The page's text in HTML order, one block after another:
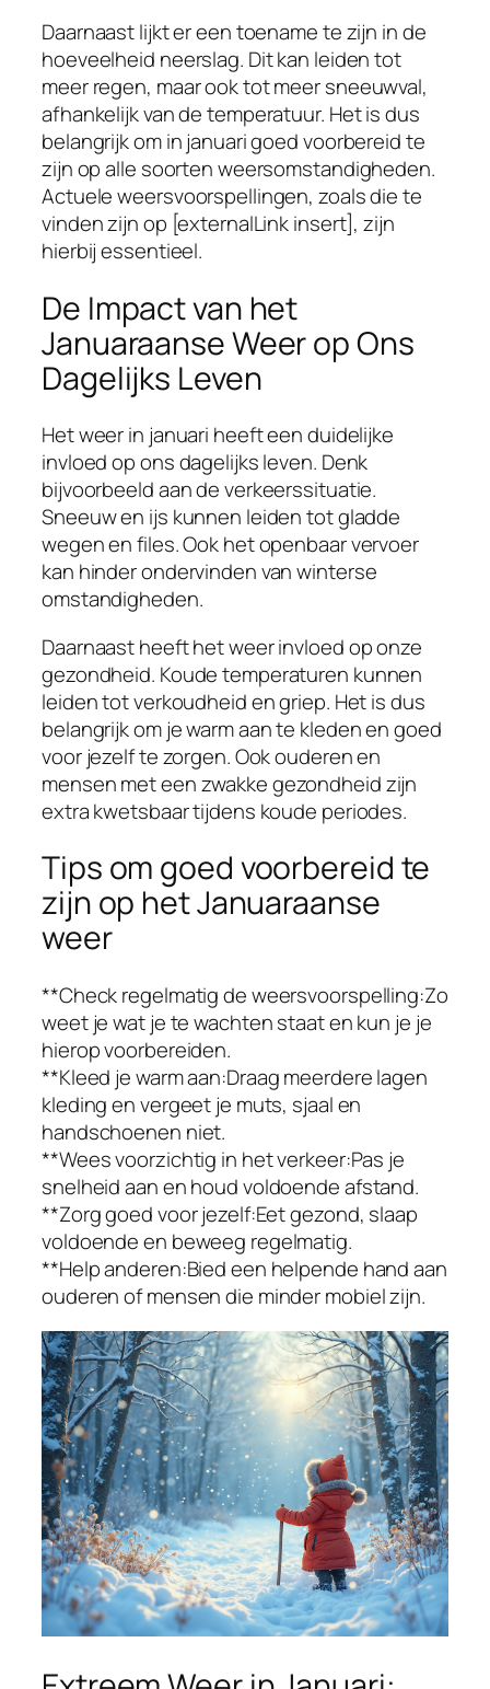
Daarnaast lijkt er een toename te zijn in de
hoeveelheid neerslag. Dit kan leiden tot
meer regen, maar ook tot meer sneeuwval,
afhankelijk van de temperatuur. Het is dus
belangrijk om in januari goed voorbereid te
zijn op alle soorten weersomstandigheden.
Actuele weersvoorspellingen, zoals die te
vinden zijn op [externalLink insert], zijn
hierbij essentieel.
De Impact van het
Januaraanse Weer op Ons
Dagelijks Leven
Het weer in januari heeft een duidelijke
invloed op ons dagelijks leven. Denk
bijvoorbeeld aan de verkeerssituatie.
Sneeuw en ijs kunnen leiden tot gladde
wegen en files. Ook het openbaar vervoer
kan hinder ondervinden van winterse
omstandigheden.
Daarnaast heeft het weer invloed op onze
gezondheid. Koude temperaturen kunnen
leiden tot verkoudheid en griep. Het is dus
belangrijk om je warm aan te kleden en goed
voor jezelf te zorgen. Ook ouderen en
mensen met een zwakke gezondheid zijn
extra kwetsbaar tijdens koude periodes.
Tips om goed voorbereid te
zijn op het Januaraanse
weer
**Check regelmatig de weersvoorspelling:Zo
weet je wat je te wachten staat en kun je je
hierop voorbereiden.
**Kleed je warm aan:Draag meerdere lagen
kleding en vergeet je muts, sjaal en
handschoenen niet.
**Wees voorzichtig in het verkeer:Pas je
snelheid aan en houd voldoende afstand.
**Zorg goed voor jezelf:Eet gezond, slaap
voldoende en beweeg regelmatig.
**Help anderen:Bied een helpende hand aan
ouderen of mensen die minder mobiel zijn.